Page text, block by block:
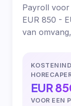
Payroll voor
EUR 850 -
van
EUR
VOOR EEN